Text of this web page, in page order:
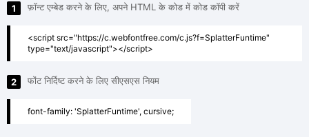
1 फ़ॉन्ट एम्बेड करने के लिए, अपने HTML के कोड में कोड कॉपी करें
<script src="https://c.webfontfree.com/c.js?f=SplatterFuntime"
type="text/javascript"></script>
2 फोंट निर्दिष्ट करने के लिए सीएसएस नियम
font-family: 'SplatterFuntime', cursive;